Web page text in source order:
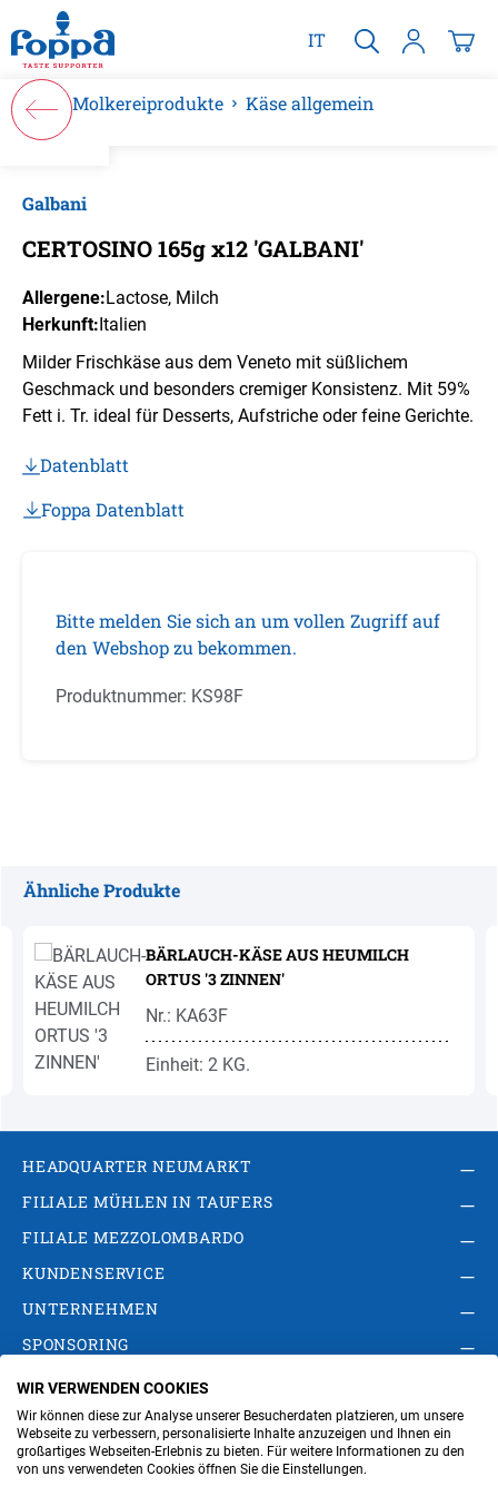
springen
IT
Molkereiprodukte Käse allgemein
Galbani
CERTOSINO 165g x12 'GALBANI'
Allergene:Lactose, Milch
Herkunft:Italien
Milder Frischkäse aus dem Veneto mit süßlichem
Geschmack und besonders cremiger Konsistenz. Mit 59%
Fett i. Tr. ideal für Desserts, Aufstriche oder feine Gerichte.
Datenblatt
Foppa Datenblatt
Bitte melden Sie sich an um vollen Zugriff auf
den Webshop zu bekommen.
Produktnummer: KS98F
Ähnliche Produkte
BÄRLAUCH-KÄSE AUS HEUMILCH
ORTUS '3 ZINNEN'
Nr.: KA63F
Einheit: 2 KG.
HEADQUARTER NEUMARKT
FILIALE MÜHLEN IN TAUFERS
FILIALE MEZZOLOMBARDO
KUNDENSERVICE
UNTERNEHMEN
SPONSORING
AGB Privacy Policy
Impressum
Cookie-Einstellungen ändern
Verwaltung
WIR VERWENDEN COOKIES
Wir können diese zur Analyse unserer Besucherdaten platzieren, um unsere
Webseite zu verbessern, personalisierte Inhalte anzuzeigen und Ihnen ein
großartiges Webseiten-Erlebnis zu bieten. Für weitere Informationen zu den
von uns verwendeten Cookies öffnen Sie die Einstellungen.